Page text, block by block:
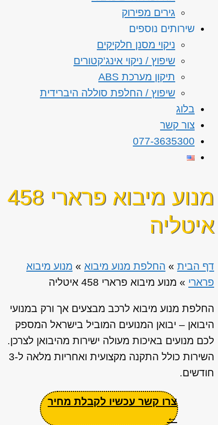
גירים מפירוק
שירותים נוספים
ניקוי מסנן חלקיקים
שיפוץ / ניקוי אינג’קטורים
תיקון מערכת ABS
שיפוץ / החלפת סוללה היברידית
בלוג
צור קשר
077-3635300
מנוע מיבוא פרארי 458
איטליה
דף הבית » החלפת מנוע מיבוא » מנוע מיבוא
פרארי » מנוע מיבוא פרארי 458 איטליה
החלפת מנוע מיבוא לרכב מבצעים אך ורק במנועי
היבואן – יבואן המנועים המוביל בישראל המספק
לכם מנועים באיכות מעולה ישירות מהיבואן לצרכן.
השירות כולל התקנה מקצועית ואחריות מלאה ל-3
חודשים.
צרו קשר עכשיו לקבלת מחיר
←